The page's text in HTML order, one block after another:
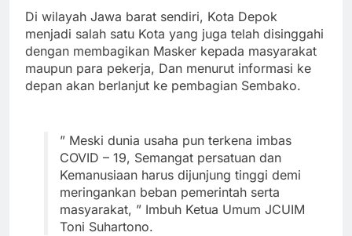
Di wilayah Jawa barat sendiri, Kota Depok
menjadi salah satu Kota yang juga telah disinggahi
dengan membagikan Masker kepada masyarakat
maupun para pekerja, Dan menurut informasi ke
depan akan berlanjut ke pembagian Sembako.
” Meski dunia usaha pun terkena imbas
COVID – 19, Semangat persatuan dan
Kemanusiaan harus dijunjung tinggi demi
meringankan beban pemerintah serta
masyarakat, ” Imbuh Ketua Umum JCUIM
Toni Suhartono.